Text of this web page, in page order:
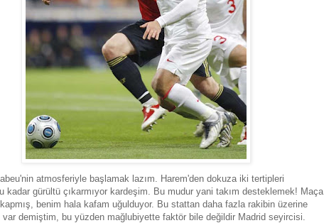
atmosferiyle başlamak lazım. Harem'den dokuza iki tertipleri
kadar gürültü çıkarmıyor kardeşim. Bu mudur yani takım desteklemek! Maça
benim hala kafam uğulduyor. Bu stattan daha fazla rakibin üzerine
var demiştim, bu yüzden mağlubiyette faktör bile değildir Madrid seyircisi.